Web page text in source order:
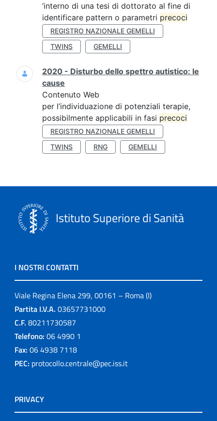
’interno di una tesi di dottorato al fine di
identificare pattern o parametri precoci
REGISTRO NAZIONALE GEMELLI
TWINS
GEMELLI
2020 - Disturbo dello spettro autistico: le
cause
Contenuto Web
per l’individuazione di potenziali terapie,
possibilmente applicabili in fasi precoci
REGISTRO NAZIONALE GEMELLI
TWINS
RNG GEMELLI
Istituto Superiore di Sanità
I NOSTRI CONTATTI
Viale Regina Elena 299, 00161 – Roma (I)
Partita I.V.A. 03657731000
C.F. 80211730587
Telefono: 06 4990 1
Fax: 06 4938 7118
PEC: protocollo.centrale@pec.iss.it
PRIVACY